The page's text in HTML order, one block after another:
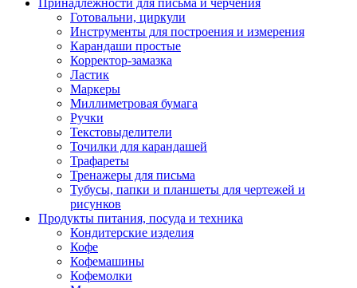
Принадлежности для письма и черчения
Готовальни, циркули
Инструменты для построения и измерения
Карандаши простые
Корректор-замазка
Ластик
Маркеры
Миллиметровая бумага
Ручки
Текстовыделители
Точилки для карандашей
Трафареты
Тренажеры для письма
Тубусы, папки и планшеты для чертежей и
рисунков
Продукты питания, посуда и техника
Кондитерские изделия
Кофе
Кофемашины
Кофемолки